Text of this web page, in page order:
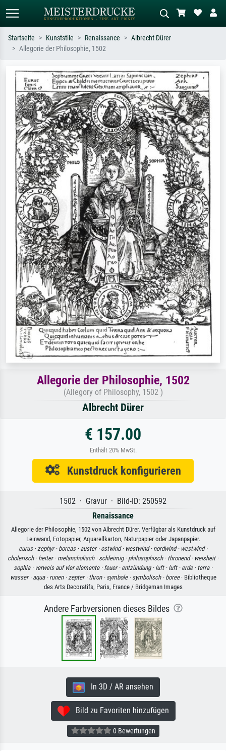
Suchen Sie nach Künstlern, Werktiteln
oder Stilen – z.B. Monet,
Sternennacht, Impressionismus, Welle
Hokusai, Akt.
Beschreiben Sie die Szene – z.B. Grüne
Wiese, Abstrakt mit viel Rot, Dunkles
Ölgemälde, Stehender Akt neben einem
Baum.
Startseite Kunststile Renaissance
Albrecht Dürer
Allegorie der Philosophie, 1502
Allegorie der Philosophie, 1502
(Allegory of Philosophy, 1502 )
Albrecht Dürer
€ 157.00
Enthält 20% MwSt.
Kunstdruck konfigurieren
1502 · Gravur · Bild-ID: 250592
Renaissance
Allegorie der Philosophie, 1502 von Albrecht Dürer. Verfügbar als Kunstdruck auf
Leinwand, Fotopapier, Aquarellkarton, Naturpapier oder Japanpapier.
eurus ·zephyr · boreas · auster · ostwind · westwind · nordwind · westwind ·
cholerisch · heiter · melancholisch · schleimig · philosophisch · thronend · weisheit ·
sophia · verweis auf vier elemente · feuer · entzündung · luft · luft · erde · terra ·
wasser · aqua · runen ·zepter · thron · symbole · symbolisch · boree· Bibliotheque
des Arts Decoratifs, Paris, France / Bridgeman Images
Andere Farbversionen dieses Bildes
In 3D / AR ansehen
Bild zu Favoriten hinzufügen
0 Bewertungen